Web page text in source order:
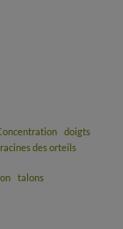
doigts
racines des orteils
talons